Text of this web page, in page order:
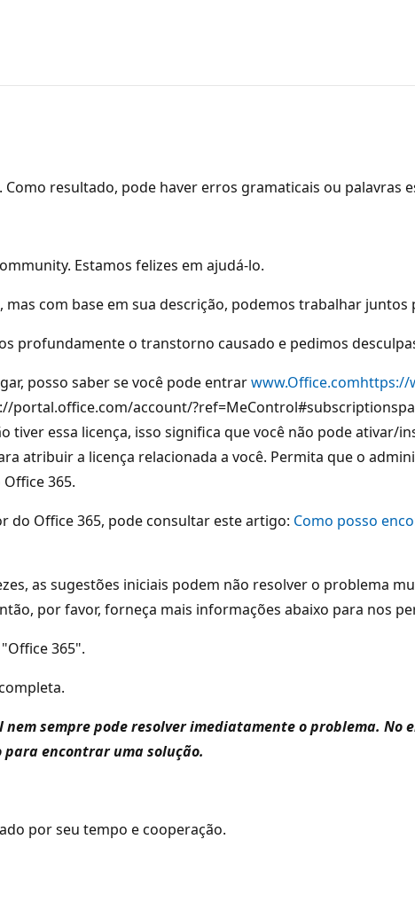
resultado, pode haver erros gramaticais ou palavras
Estamos felizes em ajudá-lo.
com base em sua descrição, podemos trabalhar juntos
profundamente o transtorno causado e pedimos
posso saber se você pode entrarwww.Office.comhttps://
portal.office.com/account/
tiver essa licença, isso significa que você não pode ativar/
atribuir a licença relacionada a você. Permita que o
365.
do Office 365, pode consultar este artigo: Como posso
as sugestões iniciais podem não resolver o problema
por favor, forneça mais informações abaixo para nos
"Office 365".
sempre pode resolver imediatamente o problema. No
encontrar uma solução.
por seu tempo e cooperação.